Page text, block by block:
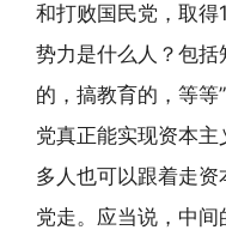
和打败国民党，取
势力是什么人？包
的，搞教育的，等等
党真正能实现资本
多人也可以跟着走
党走。应当说，中